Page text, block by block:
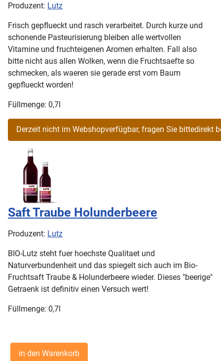
Produzent: Lutz
Frisch gepflueckt und rasch verarbeitet. Durch kurze und
schonende Pasteurisierung bleiben alle wertvollen
Vitamine und fruchteigenen Aromen erhalten. Fall also
bitte nicht aus allen Wolken, wenn die Fruchtsaefte so
schmecken, als waeren sie gerade erst vom Baum
gepflueckt worden!
Füllmenge: 0,7l
Saft Traube Holunderbeere
Produzent: Lutz
BIO-Lutz steht fuer hoechste Qualitaet und
Naturverbundenheit und das spiegelt sich auch im Bio-
Fruchtsaft Traube & Holunderbeere wieder. Dieses "beerige"
Getraenk ist definitiv einen Versuch wert!
Füllmenge: 0,7l